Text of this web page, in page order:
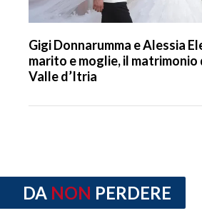
Gigi Donnarumma e Alessia
marito e moglie, il matrimonio
Valle d’Itria
DA NON PERDERE